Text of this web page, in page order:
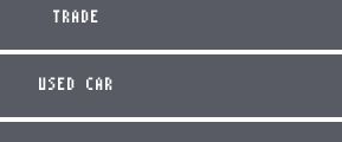
TRADE
USED CAR